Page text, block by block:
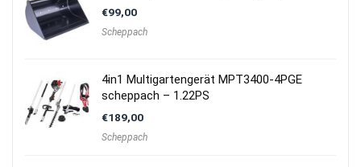
€99,00
Scheppach
4in1 Multigartengerät MPT3400-4PGE
scheppach – 1.22PS
€189,00
Scheppach